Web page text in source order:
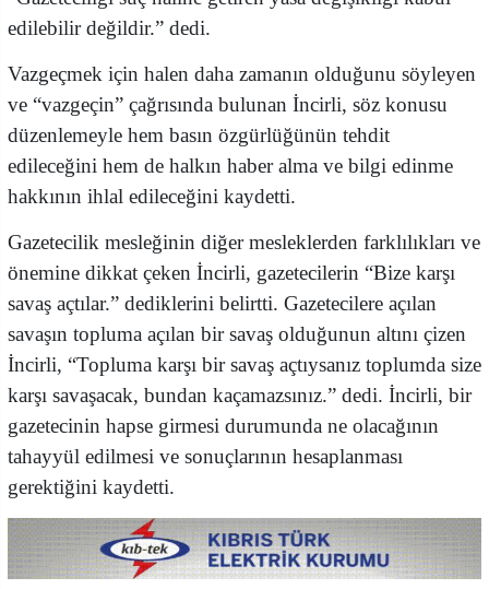
edilebilir değildir.” dedi.
Vazgeçmek için halen daha zamanın olduğunu söyleyen
ve “vazgeçin” çağrısında bulunan İncirli, söz konusu
düzenlemeyle hem basın özgürlüğünün tehdit
edileceğini hem de halkın haber alma ve bilgi edinme
hakkının ihlal edileceğini kaydetti.
Gazetecilik mesleğinin diğer mesleklerden farklılıkları ve
önemine dikkat çeken İncirli, gazetecilerin “Bize karşı
savaş açtılar.” dediklerini belirtti. Gazetecilere açılan
savaşın topluma açılan bir savaş olduğunun altını çizen
İncirli, “Topluma karşı bir savaş açtıysanız toplumda size
karşı savaşacak, bundan kaçamazsınız.” dedi. İncirli, bir
gazetecinin hapse girmesi durumunda ne olacağının
tahayyül edilmesi ve sonuçlarının hesaplanması
gerektiğini kaydetti.